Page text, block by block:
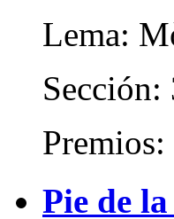
Lema:
Sección:
Premios:
Pie de